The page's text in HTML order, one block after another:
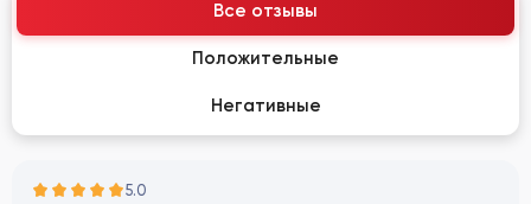
Все отзывы
Положительные
Негативные
5.0